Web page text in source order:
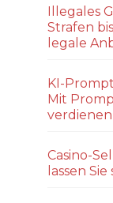
Illegales
Strafen
legale
KI-
Mit
verdienen
Casino-
lassen